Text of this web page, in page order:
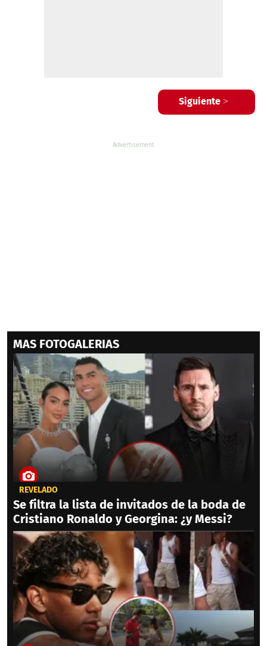
Siguiente >
MAS FOTOGALERIAS
REVELADO
Se filtra la lista de invitados de la boda de
Cristiano Ronaldo y Georgina: ¿y Messi?